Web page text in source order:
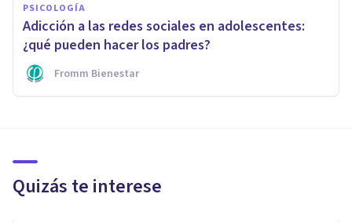
PSICOLOGÍA
Adicción a las redes sociales en adolescentes:
¿qué pueden hacer los padres?
Fromm Bienestar
Quizás te interese